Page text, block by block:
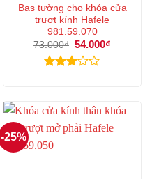
Bas tường cho khóa cửa
trượt kính Hafele
981.59.070
73.000₫ Giá
là:
54.000₫
3.005
sao
-25%